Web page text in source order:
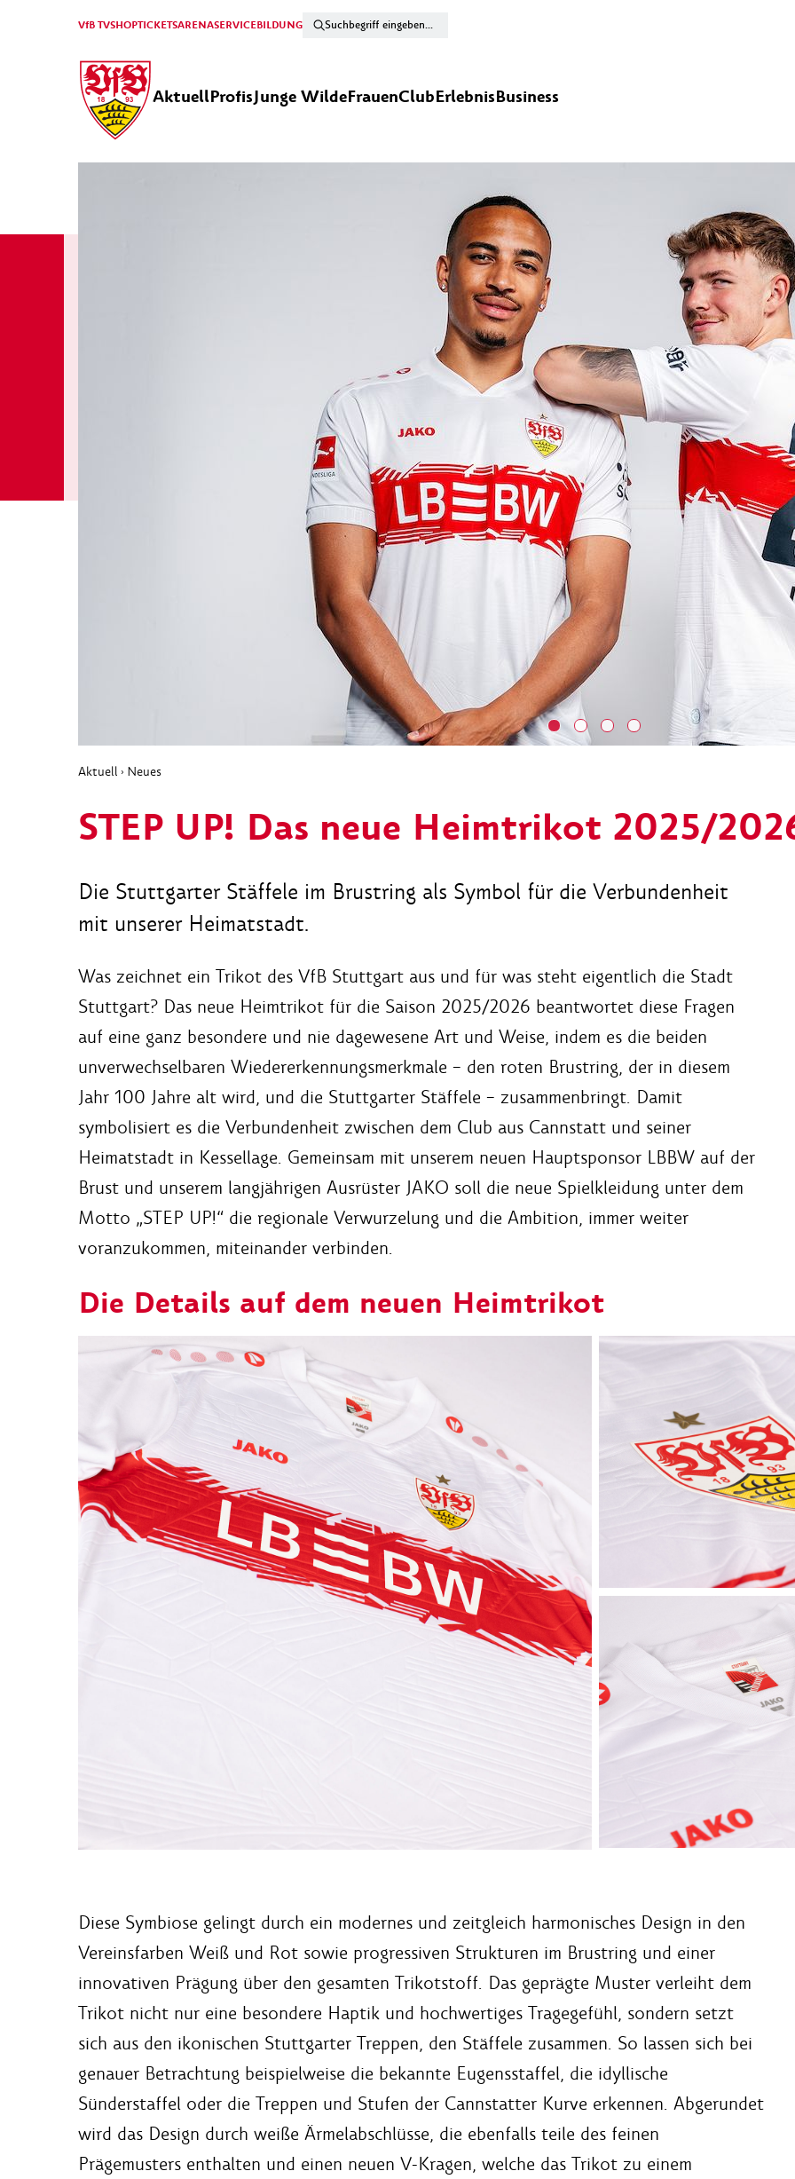
VfB TVSHOPTICKETSARENASERVICEBILDUNG
AktuellProfisJunge WildeFrauenClubErlebnisBusiness
Aktuell › Neues
STEP UP! Das neue Heimtrikot 2025/
Die Stuttgarter Stäffele im Brustring als Symbol für die Verbundenheit
mit unserer Heimatstadt.
Was zeichnet ein Trikot des VfB Stuttgart aus und für was steht eigentlich die Stadt
Stuttgart? Das neue Heimtrikot für die Saison 2025/2026 beantwortet diese Fragen
auf eine ganz besondere und nie dagewesene Art und Weise, indem es die beiden
unverwechselbaren Wiedererkennungsmerkmale – den roten Brustring, der in diesem
Jahr 100 Jahre alt wird, und die Stuttgarter Stäffele – zusammenbringt. Damit
symbolisiert es die Verbundenheit zwischen dem Club aus Cannstatt und seiner
Heimatstadt in Kessellage. Gemeinsam mit unserem neuen Hauptsponsor LBBW auf der
Brust und unserem langjährigen Ausrüster JAKO soll die neue Spielkleidung unter dem
Motto „STEP UP!“ die regionale Verwurzelung und die Ambition, immer weiter
voranzukommen, miteinander verbinden.
Die Details auf dem neuen Heimtrikot
Diese Symbiose gelingt durch ein modernes und zeitgleich harmonisches Design in den
Vereinsfarben Weiß und Rot sowie progressiven Strukturen im Brustring und einer
innovativen Prägung über den gesamten Trikotstoff. Das geprägte Muster verleiht dem
Trikot nicht nur eine besondere Haptik und hochwertiges Tragegefühl, sondern setzt
sich aus den ikonischen Stuttgarter Treppen, den Stäffele zusammen. So lassen sich bei
genauer Betrachtung beispielweise die bekannte Eugensstaffel, die idyllische
Sünderstaffel oder die Treppen und Stufen der Cannstatter Kurve erkennen. Abgerundet
wird das Design durch weiße Ärmelabschlüsse, die ebenfalls teile des feinen
Prägemusters enthalten und einen neuen V-Kragen, welche das Trikot zu einem